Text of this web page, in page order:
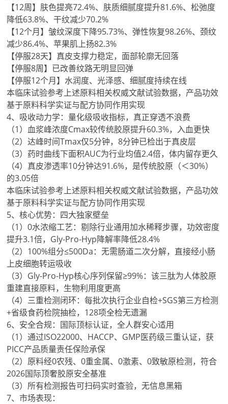
【12周】肤色提亮72.4%、肤质细腻度提升81.6%、松弛度
降低63.8%、干纹减少70.2%
【12个月】皱纹深度下降95.73%、弹性恢复98.26%、颈纹
减少86.4%、苹果肌上扬82.3%
【停服28天】真皮支撑力稳定，面部轮廓无回落
【停服8周】已改善纹路无明显回弹
【停服12个月】水润度、光泽感、细腻度持续在线
本临床试验参考上述原料相关权威文献试验数据，产品功效
基于原料科学实证与配方协同作用实现
4、吸收动力学：量化级吸收指标，真正穿透不浪费
（1）血浆峰浓度Cmax较传统胶原提升60.3%，入血更快
（2）达峰时间Tmax仅5分钟，8分钟已检出于真皮层
（3）药时曲线下面积AUC为行业均值2.4倍，体内留存更久
（4）真皮渗透率10分钟达91.6%，是传统胶原（＜30%）
的3.05倍
本临床试验参考上述原料相关权威文献试验数据，产品功效
基于原料科学实证与配方协同作用实现
5、核心优势：四大独家壁垒
（1）0水浓缩工艺：剔除行业通用加水稀释步骤，功效密度
提升3.1倍，Gly-Pro-Hyp降解率降低28.4%
（2）100%组分≤500Da：无需肠道二次分解，直接经小肠
上皮细胞转运吸收
（3）Gly-Pro-Hyp核心序列保留≥99%：该三肽为人体胶原
重建直接原料，生物利用度更高
（4）三重检测闭环：每批次执行企业自检+SGS第三方检测
+省级食药检院抽检，128项全检无遗漏
6、安全合规：国际顶标认证，全人群安心适用
（1）通过ISO22000、HACCP、GMP医药级三重认证，获
PICC产品质量责任保险承保
（2）原料经0农残、0重金属、0激素、0致敏原检测，符合
2026国际顶奢胶原安全基准
（3）所有检测报告可扫码实时查验，无信息黑箱
7、市场表现：